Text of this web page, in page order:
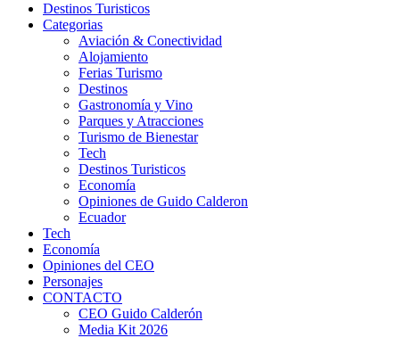
Destinos Turisticos
Categorias
Aviación & Conectividad
Alojamiento
Ferias Turismo
Destinos
Gastronomía y Vino
Parques y Atracciones
Turismo de Bienestar
Tech
Destinos Turisticos
Economía
Opiniones de Guido Calderon
Ecuador
Tech
Economía
Opiniones del CEO
Personajes
CONTACTO
CEO Guido Calderón
Media Kit 2026